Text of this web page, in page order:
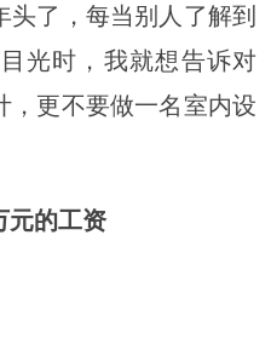
了，每当别人了解到
光时，我就想告诉对
，更不要做一名室内设
元的工资